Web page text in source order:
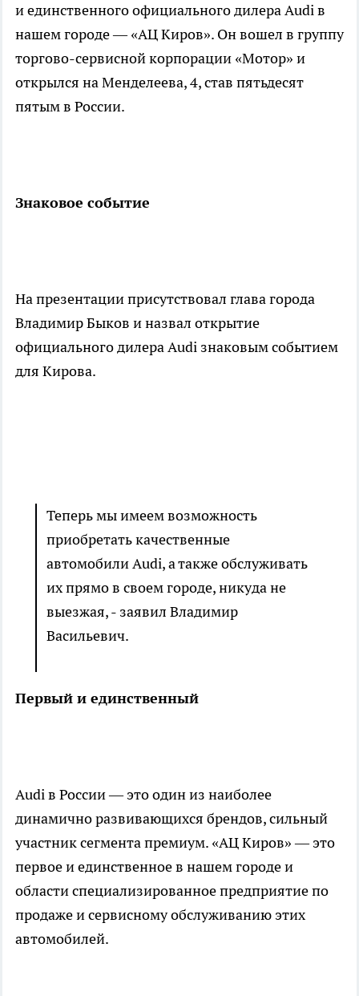
и единственного официального дилера Аudi в
нашем городе — «АЦ Киров». Он вошел в группу
торгово-сервисной корпорации «Мотор» и
открылся на Менделеева, 4, став пятьдесят
пятым в России.
Знаковое событие
На презентации присутствовал глава города
Владимир Быков и назвал открытие
официального дилера Audi знаковым событием
для Кирова.
Теперь мы имеем возможность
приобретать качественные
автомобили Аudi, а также обслуживать
их прямо в своем городе, никуда не
выезжая, - заявил Владимир
Васильевич.
Первый и единственный
Аudi в России — это один из наиболее
динамично развивающихся брендов, сильный
участник сегмента премиум. «АЦ Киров» — это
первое и единственное в нашем городе и
области специализированное предприятие по
продаже и сервисному обслуживанию этих
автомобилей.